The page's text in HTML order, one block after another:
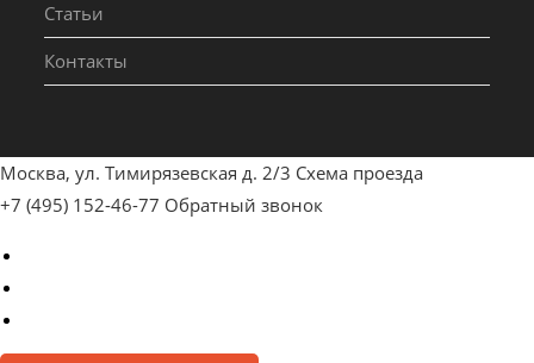
Статьи
Контакты
Москва, ул. Тимирязевская д. 2/3 Схема проезда
+7 (495) 152-46-77 Обратный звонок